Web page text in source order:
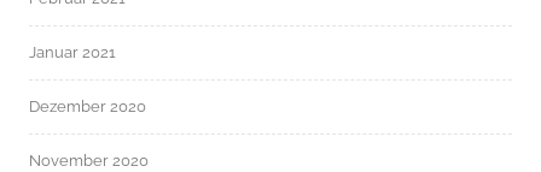
Januar 2021
Dezember 2020
November 2020